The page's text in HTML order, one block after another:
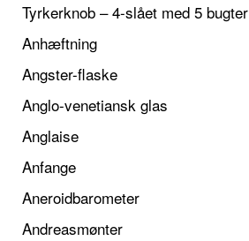
Tyrkerknob – 4-slået med 5 bugter
Anhæftning
Angster-flaske
Anglo-venetiansk glas
Anglaise
Anfange
Aneroidbarometer
Andreasmønter